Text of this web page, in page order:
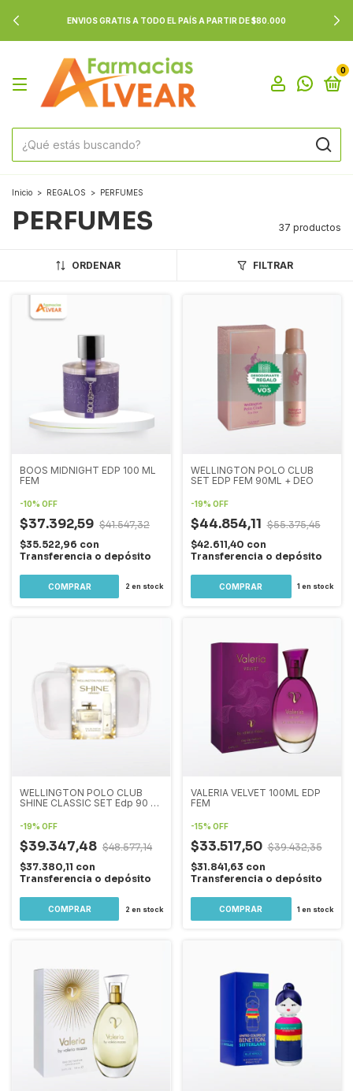
ENVIOS GRATIS A TODO EL PAÍS A PARTIR DE $80.000
0
Inicio > REGALOS > PERFUMES
PERFUMES 37 productos
ORDENAR FILTRAR
BOOS MIDNIGHT EDP 100 ML
FEM
-10% OFF
$37.392,59 $41.547,32
$35.522,96 con
Transferencia o depósito
2 en stock
WELLINGTON POLO CLUB
SET EDP FEM 90ML + DEO
-19% OFF
$44.854,11 $55.375,45
$42.611,40 con
Transferencia o depósito
1 en stock
WELLINGTON POLO CLUB
SHINE CLASSIC SET Edp 90 ml
-19% OFF
$39.347,48 $48.577,14
$37.380,11 con
Transferencia o depósito
2 en stock
VALERIA VELVET 100ML EDP
FEM
-15% OFF
$33.517,50 $39.432,35
$31.841,63 con
Transferencia o depósito
1 en stock